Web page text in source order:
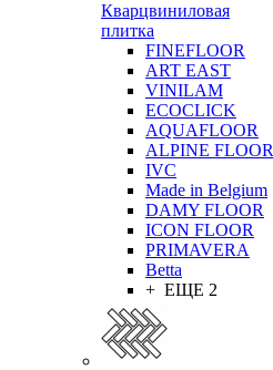
Кварцвиниловая
плитка
FINEFLOOR
ART EAST
VINILAM
ECOCLICK
AQUAFLOOR
ALPINE FLOOR
IVC
Made in Belgium
DAMY FLOOR
ICON FLOOR
PRIMAVERA
Betta
+ ЕЩЕ 2